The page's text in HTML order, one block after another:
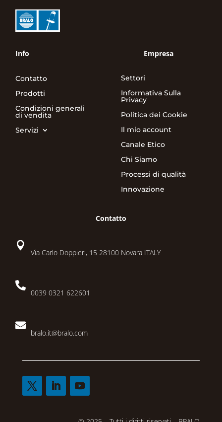
Info
Contatto
Prodotti
Condizioni generali
di vendita
Servizi
Empresa
Settori
Informativa Sulla
Privacy
Politica dei Cookie
Il mio account
Canale Etico
Chi Siamo
Processi di qualità
Innovazione
Contatto

Via Carlo Doppieri, 15 28100 Novara ITALY

0039 0321 622601

bralo.it@bralo.com